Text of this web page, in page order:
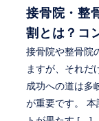
接骨院・整
割とは？コ
接骨院や整骨院
ますが、それだ
成功への道は多
が重要です。